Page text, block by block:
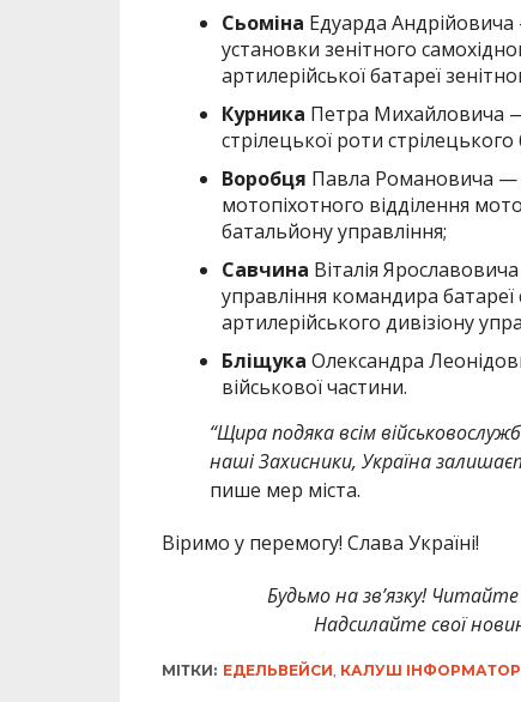
Сьоміна Едуарда Андрійовича
установки зенітного
артилерійської батареї
Курника Петра Михайловича —
стрілецької роти
Воробця Павла Романовича —
мотопіхотного відділення
батальйону управління;
Савчина Віталія
управління командира батареї
артилерійського дивізіону
Бліщука Олександра
військової частини.
“Щира подяка всім
наші Захисники, Україна
пише мер міста.
Віримо у перемогу! Слава Україні!
Будьмо на зв’язку!
Надсилайте свої
МІТКИ: ЕДЕЛЬВЕЙСИ, КАЛУШ ІНФОРМАТОР